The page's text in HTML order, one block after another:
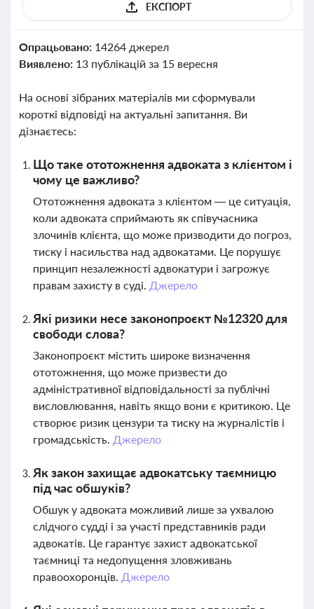
ЕКСПОРТ
Опрацьовано: 14264 джерел
Виявлено: 13 публікацій за 15 вересня
На основі зібраних матеріалів ми сформували
короткі відповіді на актуальні запитання. Ви
дізнаєтесь:
Що таке ототожнення адвоката з клієнтом і
чому це важливо?
Ототожнення адвоката з клієнтом — це ситуація,
коли адвоката сприймають як співучасника
злочинів клієнта, що може призводити до погроз,
тиску і насильства над адвокатами. Це порушує
принцип незалежності адвокатури і загрожує
правам захисту в суді. Джерело
Які ризики несе законопроєкт №12320 для
свободи слова?
Законопроєкт містить широке визначення
ототожнення, що може призвести до
адміністративної відповідальності за публічні
висловлювання, навіть якщо вони є критикою. Це
створює ризик цензури та тиску на журналістів і
громадськість. Джерело
Як закон захищає адвокатську таємницю
під час обшуків?
Обшук у адвоката можливий лише за ухвалою
слідчого судді і за участі представників ради
адвокатів. Це гарантує захист адвокатської
таємниці та недопущення зловживань
правоохоронців. Джерело